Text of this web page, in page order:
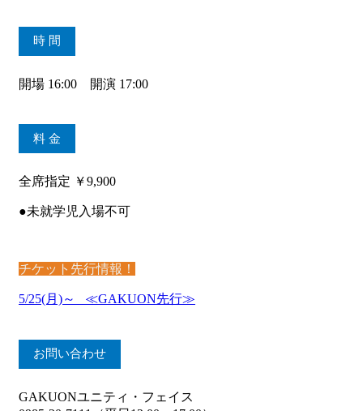
時 間
開場 16:00 開演 17:00
料 金
全席指定 ￥9,900
●未就学児入場不可
チケット先行情報！
5/25(月)～ ≪GAKUON先行≫
お問い合わせ
GAKUONユニティ・フェイス